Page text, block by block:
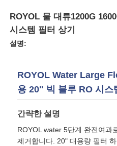
홈
ROYOL 물 대류1200G
시스템 필터 상기
설명:
ROYOL Water Large
용 20" 빅 블루 RO 시스
간략한 설명
ROYOL water 5단계 완전여과
제거합니다. 20" 대용량 필터